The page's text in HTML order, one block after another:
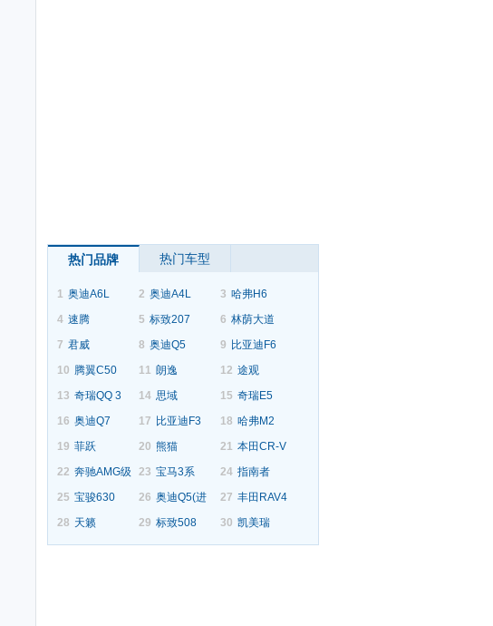
热门品牌 热门车型
1 奥迪A6L 2 奥迪A4L 3 哈弗H6
4 速腾 5 标致207 6 林荫大道
7 君威 8 奥迪Q5 9 比亚迪F6
10 腾翼C50 11 朗逸 12 途观
13 奇瑞QQ 3 14 思域 15 奇瑞E5
16 奥迪Q7 17 比亚迪F3 18 哈弗M2
19 菲跃 20 熊猫 21 本田CR-V
22 奔驰AMG级 23 宝马3系 24 指南者
25 宝骏630 26 奥迪Q5(进 27 丰田RAV4
28 天籁 29 标致508 30 凯美瑞